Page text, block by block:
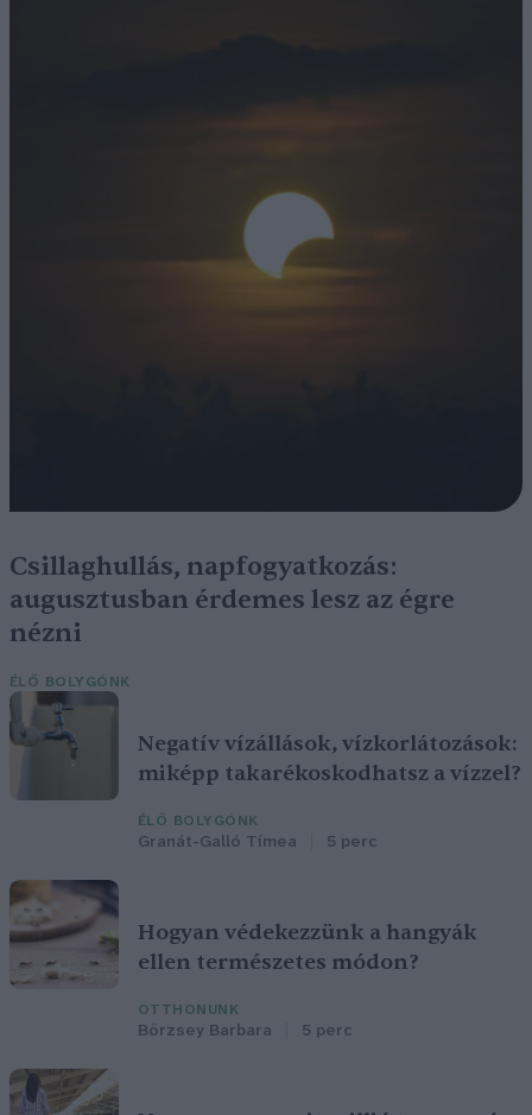
Csillaghullás, napfogyatkozás:
augusztusban érdemes lesz az égre
nézni
ÉLŐ BOLYGÓNK
Negatív vízállások, vízkorlátozások:
miképp takarékoskodhatsz a vízzel?
ÉLŐ BOLYGÓNK
Granát-Galló Tímea 5 perc
Hogyan védekezzünk a hangyák
ellen természetes módon?
OTTHONUNK
Börzsey Barbara 5 perc